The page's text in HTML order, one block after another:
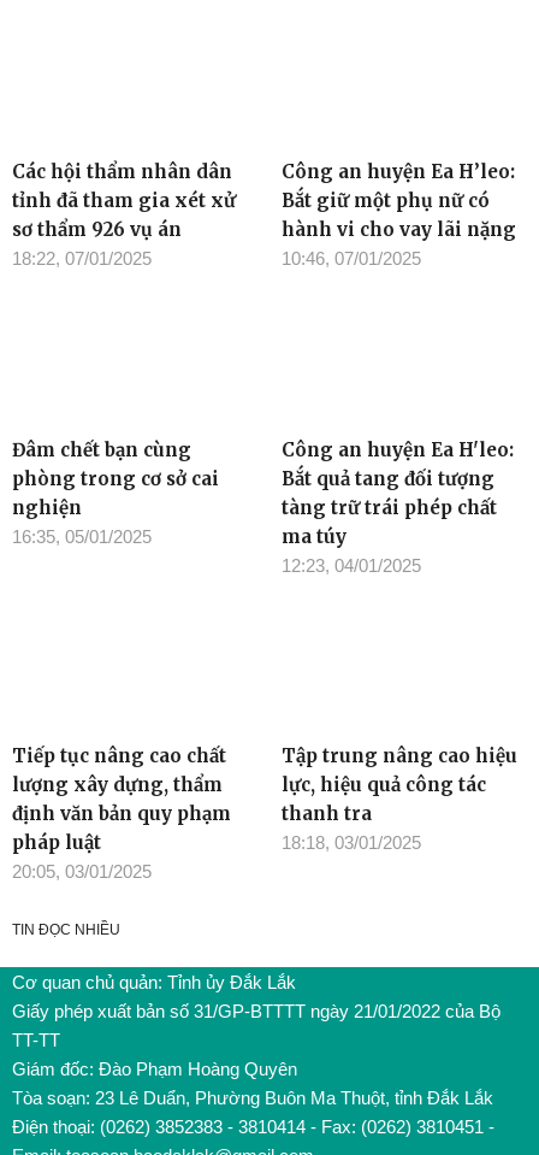
Các hội thẩm nhân dân
tỉnh đã tham gia xét xử
sơ thẩm 926 vụ án
18:22, 07/01/2025
Công an huyện Ea H’leo:
Bắt giữ một phụ nữ có
hành vi cho vay lãi nặng
10:46, 07/01/2025
Đâm chết bạn cùng
phòng trong cơ sở cai
nghiện
16:35, 05/01/2025
Công an huyện Ea H'leo:
Bắt quả tang đối tượng
tàng trữ trái phép chất
ma túy
12:23, 04/01/2025
Tiếp tục nâng cao chất
lượng xây dựng, thẩm
định văn bản quy phạm
pháp luật
20:05, 03/01/2025
Tập trung nâng cao hiệu
lực, hiệu quả công tác
thanh tra
18:18, 03/01/2025
TIN ĐỌC NHIỀU
Cơ quan chủ quản: Tỉnh ủy Đắk Lắk
Giấy phép xuất bản số 31/GP-BTTTT ngày 21/01/2022 của Bộ
TT-TT
Giám đốc: Đào Phạm Hoàng Quyên
Tòa soạn: 23 Lê Duẩn, Phường Buôn Ma Thuột, tỉnh Đắk Lắk
Điện thoại: (0262) 3852383 - 3810414 - Fax: (0262) 3810451 -